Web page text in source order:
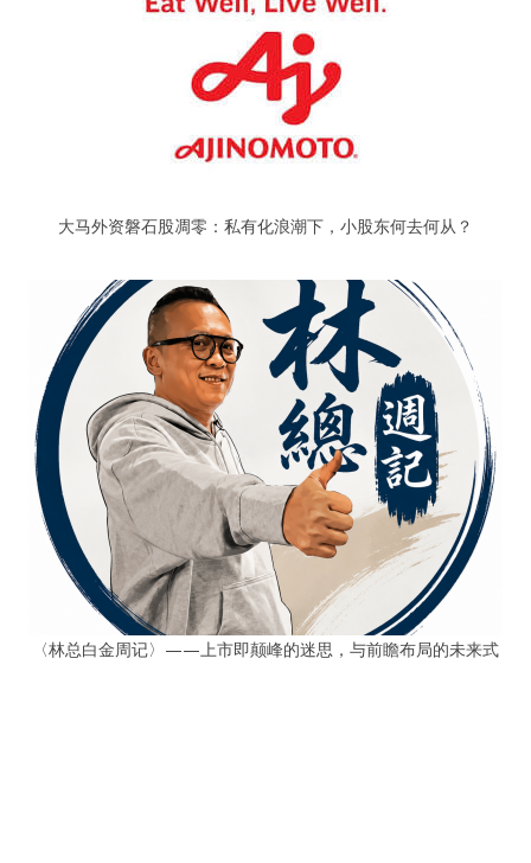
大马外资磐石股凋零：私有化浪潮下，小股东何去何从？
〈林总白金周记〉——上市即颠峰的迷思，与前瞻布局的未来式